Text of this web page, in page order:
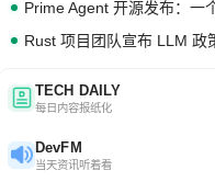
TECH DAILY
每日内容报纸化
DevFM
当天资讯听着看